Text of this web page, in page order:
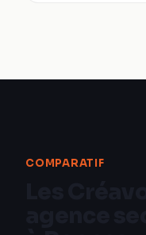
COMPARATIF